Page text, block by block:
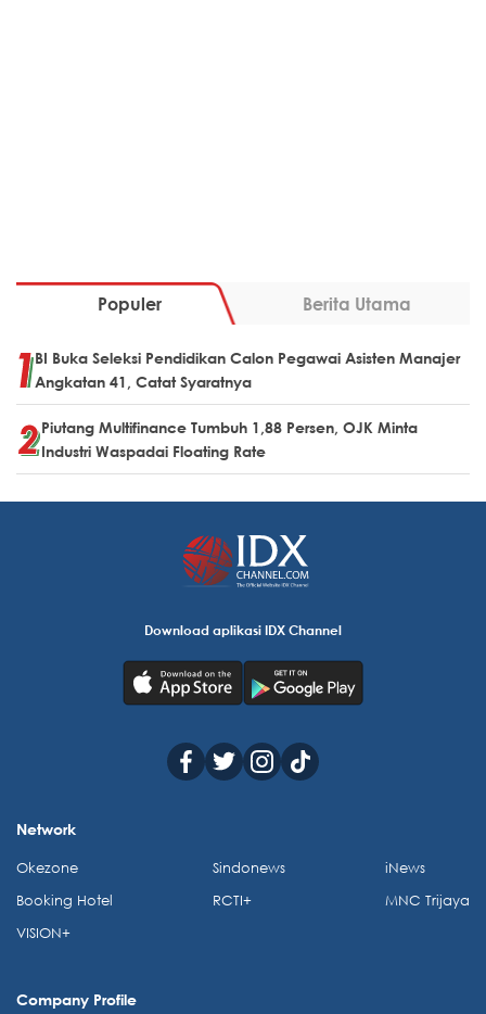
Populer Berita Utama
BI Buka Seleksi Pendidikan Calon Pegawai Asisten Manajer
Angkatan 41, Catat Syaratnya
Piutang Multifinance Tumbuh 1,88 Persen, OJK Minta
Industri Waspadai Floating Rate
Download aplikasi IDX Channel
Network
Okezone
Booking Hotel
VISION+
Sindonews
RCTI+
iNews
MNC Trijaya
Company Profile